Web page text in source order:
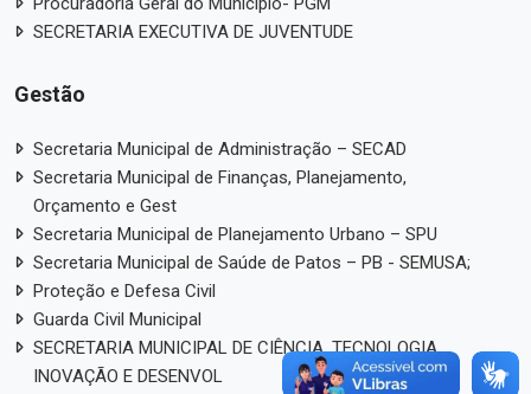
SECRETARIA EXECUTIVA DE JUVENTUDE
Gestão
Secretaria Municipal de Administração – SECAD
Secretaria Municipal de Finanças, Planejamento,
Orçamento e Gest
Secretaria Municipal de Planejamento Urbano – SPU
Secretaria Municipal de Saúde de Patos – PB - SEMUSA;
Proteção e Defesa Civil
Guarda Civil Municipal
SECRETARIA MUNICIPAL DE CIÊNCIA, TECNOLOGIA,
INOVAÇÃO E DESENVOL